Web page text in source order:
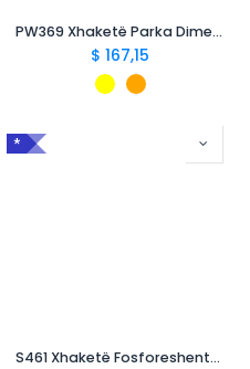
PW369 Xhaketë Parka Dimeri Hi-Vis PW3
$ 167,15
*
S461 Xhaketë Fosforeshente Dimerore Ajrosëse